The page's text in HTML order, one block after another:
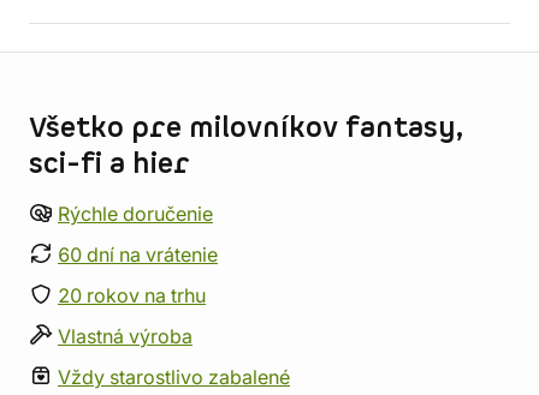
Všetko pre milovníkov fantasy,
sci-fi a hier
Rýchle doručenie
60 dní na vrátenie
20 rokov na trhu
Vlastná výroba
Vždy starostlivo zabalené